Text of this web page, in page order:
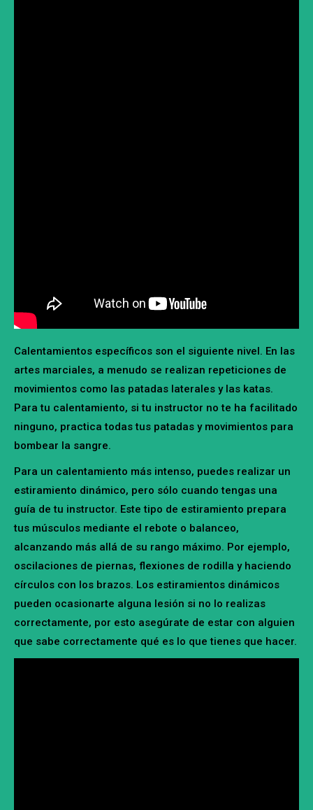
Calentamientos específicos son el siguiente nivel. En las
artes marciales, a menudo se realizan repeticiones de
movimientos como las patadas laterales y las katas.
Para tu calentamiento, si tu instructor no te ha facilitado
ninguno, practica todas tus patadas y movimientos para
bombear la sangre.
Para un calentamiento más intenso, puedes realizar un
estiramiento dinámico, pero sólo cuando tengas una
guía de tu instructor. Este tipo de estiramiento prepara
tus músculos mediante el rebote o balanceo,
alcanzando más allá de su rango máximo. Por ejemplo,
oscilaciones de piernas, flexiones de rodilla y haciendo
círculos con los brazos. Los estiramientos dinámicos
pueden ocasionarte alguna lesión si no lo realizas
correctamente, por esto asegúrate de estar con alguien
que sabe correctamente qué es lo que tienes que hacer.